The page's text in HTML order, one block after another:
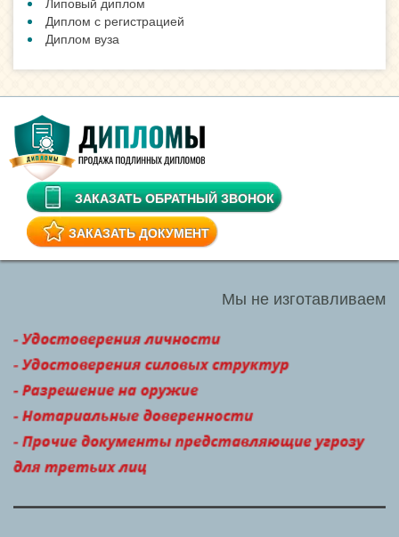
Диплом с регистрацией
Диплом вуза
ЗАКАЗАТЬ ОБРАТНЫЙ ЗВОНОК
ЗАКАЗАТЬ ДОКУМЕНТ
Мы не изготавливаем